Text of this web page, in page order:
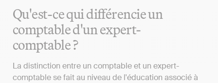
Qu'est-ce qui différencie un
comptable d'un expert-
comptable ?
La distinction entre un comptable et un expert-
comptable se fait au niveau de l'éducation associé à